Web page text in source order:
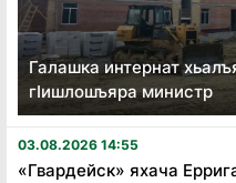
Галашка интернат
гӏишлошъяра министр
03.08.2026 14:55
«Гвардейск» яхача